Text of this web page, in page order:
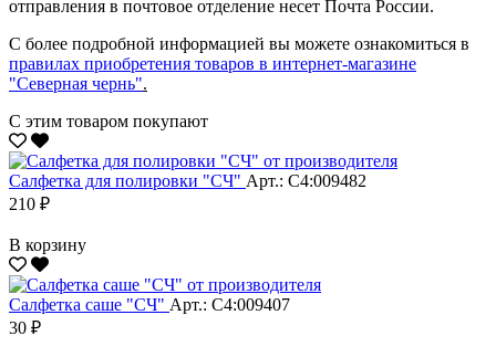
отправления в почтовое отделение несет Почта России.
С более подробной информацией вы можете ознакомиться в
правилах приобретения товаров в интернет-магазине
"Северная чернь".
С этим товаром покупают
Салфетка для полировки "CЧ" Арт.: С4:009482
210 ₽
В корзину
Салфетка саше "CЧ" Арт.: С4:009407
30 ₽